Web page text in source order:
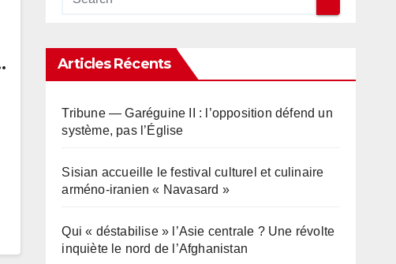
Articles Récents
Tribune — Garéguine II : l’opposition défend un
système, pas l’Église
Sisian accueille le festival culturel et culinaire
arméno-iranien « Navasard »
Qui « déstabilise » l’Asie centrale ? Une révolte
inquiète le nord de l’Afghanistan